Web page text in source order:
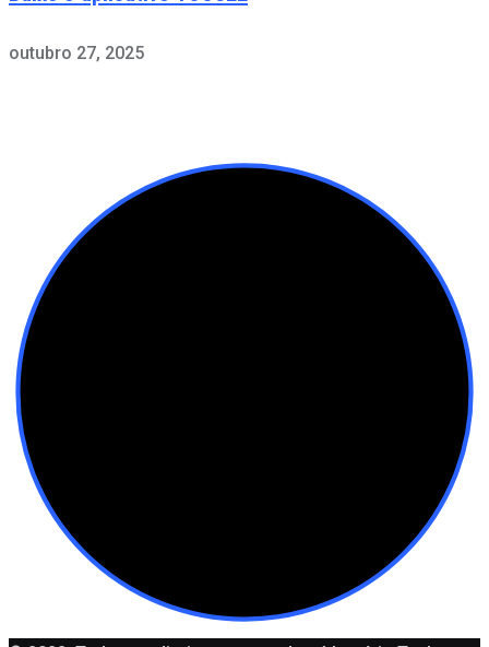
outubro 27, 2025